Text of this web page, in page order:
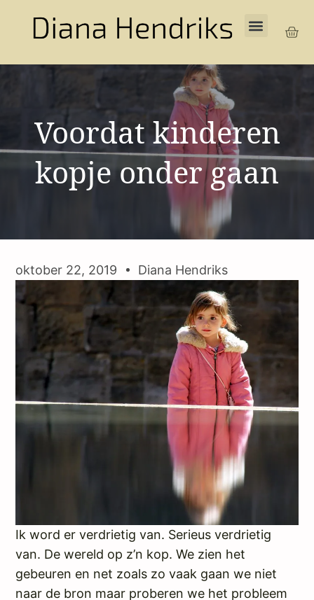
Voordat kinderen
kopje onder gaan
oktober 22, 2019 Diana Hendriks
Ik word er verdrietig van. Serieus verdrietig
van. De wereld op z’n kop. We zien het
gebeuren en net zoals zo vaak gaan we niet
naar de bron maar proberen we het probleem